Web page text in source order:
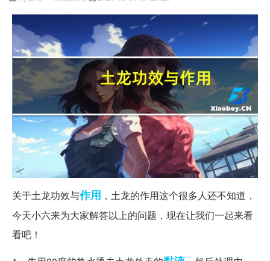
关于土龙功效与作用 ，土龙的作用这个很多人还不知道，
今天小六来为大家解答以上的问题，现在让我们一起来看
看吧！